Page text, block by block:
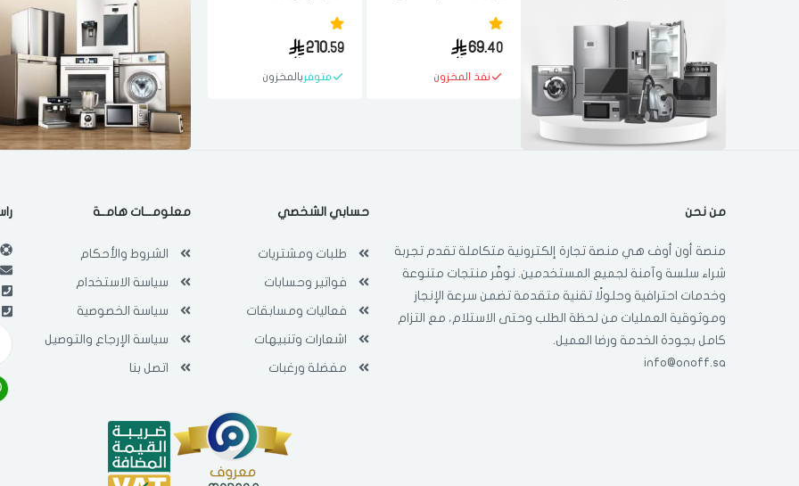
69.40
نفذ المخزون
210.59
متوفر بالمخزون
ريشه 2300 واط بمنشر
غسيل ابيض
316.
متوفربالمخزون
17
من نحن
منصة أون أوف هي منصة تجارة إلكترونية متكاملة تقدم تجربة
شراء سلسة وآمنة لجميع المستخدمين. نوفّر منتجات متنوعة
وخدمات احترافية وحلولًا تقنية متقدمة تضمن سرعة الإنجاز
وموثوقية العمليات من لحظة الطلب وحتى الاستلام، مع التزام
كامل بجودة الخدمة ورضا العميل.
info@onoff.sa
حسابي الشخصي
طلبات ومشتريات
فواتير وحسابات
فعاليات ومسابقات
اشعارات وتنبيهات
مفضلة ورغبات
معلومـــات هامــة
الشروط والأحكام
سياسة الاستخدام
سياسة الخصوصية
سياسة الإرجاع والتوصيل
اتصل بنا